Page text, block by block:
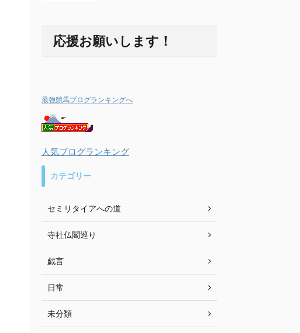
応援お願いします！
最強競馬ブログランキングへ
人気ブログランキング
カテゴリー
セミリタイアへの道
寺社仏閣巡り
戯言
日常
未分類